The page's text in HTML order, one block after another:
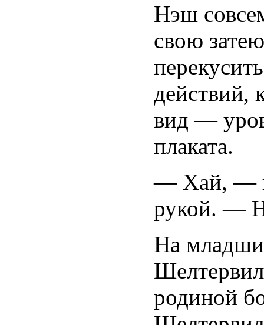
Нэш
свою
действий,
вид —
плаката.
— Хай, —
рукой. —
На
родиной